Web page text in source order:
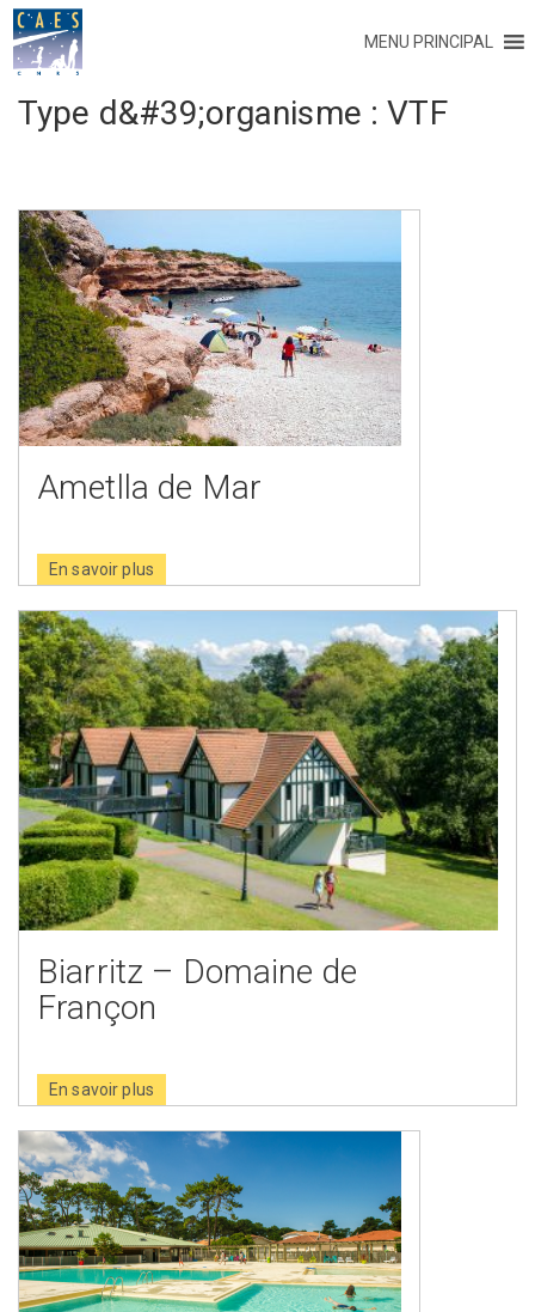
MENU PRINCIPAL
Type d&#39;organisme :VTF
Ametlla de Mar
En savoir plus
Biarritz – Domaine de
Françon
En savoir plus